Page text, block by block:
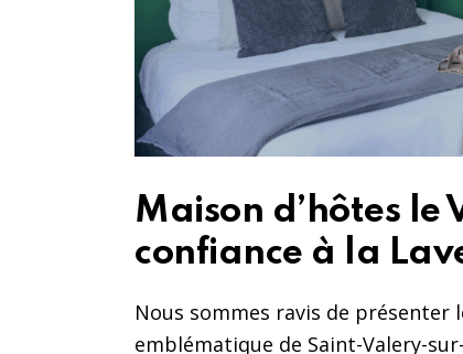
Maison d’hôtes le
confiance à la
Nous sommes ravis de présenter
emblématique de Saint-Valery-